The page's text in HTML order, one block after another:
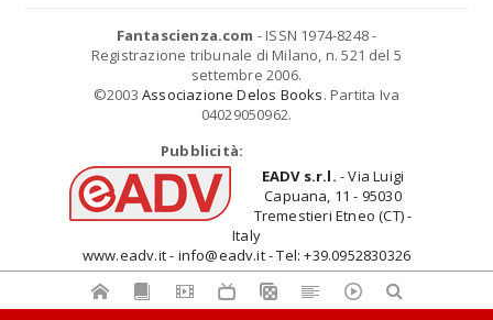
Fantascienza.com - ISSN 1974-8248 -
Registrazione tribunale di Milano, n. 521 del 5
settembre 2006.
©2003 Associazione Delos Books. Partita Iva
04029050962.
Pubblicità:
EADV s.r.l. - Via Luigi
Capuana, 11 - 95030
Tremestieri Etneo (CT) -
Italy
www.eadv.it - info@eadv.it - Tel: +39.0952830326